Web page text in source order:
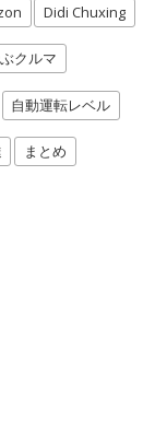
Didi Chuxing
クルマ
自動運転レベル
まとめ